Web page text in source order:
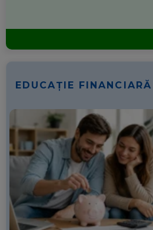
EDUCAȚIE FINANCIARĂ